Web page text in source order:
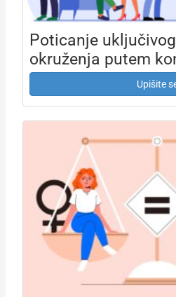
Poticanje
okruženja putem
Upišite